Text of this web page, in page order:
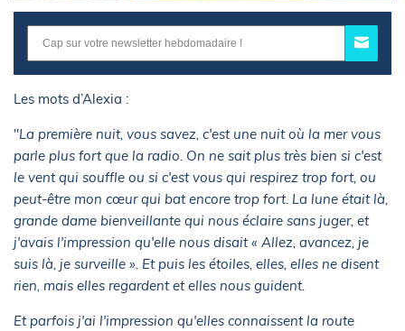
Les mots d’Alexia :
"La première nuit, vous savez, c'est une nuit où la mer vous
parle plus fort que la radio. On ne sait plus très bien si c'est
le vent qui souffle ou si c'est vous qui respirez trop fort, ou
peut-être mon cœur qui bat encore trop fort. La lune était là,
grande dame bienveillante qui nous éclaire sans juger, et
j'avais l'impression qu'elle nous disait « Allez, avancez, je
suis là, je surveille ». Et puis les étoiles, elles, elles ne disent
rien, mais elles regardent et elles nous guident.
Et parfois j'ai l'impression qu'elles connaissent la route